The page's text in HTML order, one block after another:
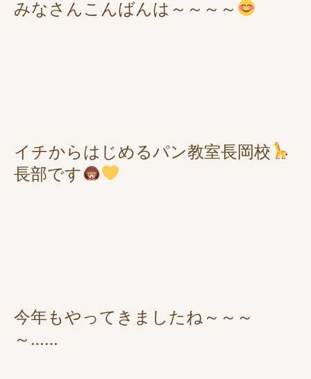
みなさんこんばんは～～～～
イチからはじめるパン教室長岡校
長部です
今年もやってきましたね～～～
～……